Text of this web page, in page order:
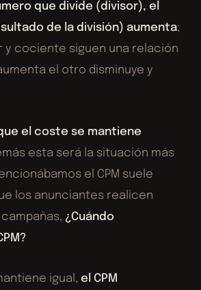
que divide (divisor), el
de la división) aumenta;
y cociente siguen una relación
el otro disminuye y
el coste se mantiene
esta será la situación más
el CPM suele
los anunciantes realicen
¿Cuándo
igual,el CPM